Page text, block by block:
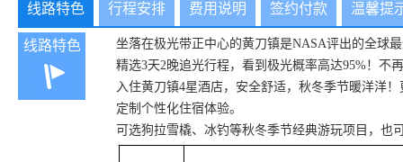
线路特色 行程安排 费用说明 签约付款 温馨提
线路特色
坐落在极光带正中心的黄刀镇是NASA评出的全球
精选3天2晚追光行程，看到极光概率高达95%！不
入住黄刀镇4星酒店，安全舒适，秋冬季节暖洋洋
定制个性化住宿体验。
可选狗拉雪橇、冰钓等秋冬季节经典游玩项目，也